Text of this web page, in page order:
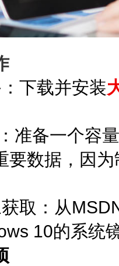
下载并安装
准备一个容
要数据，因
取：从
10的系统